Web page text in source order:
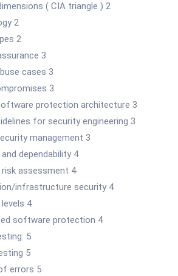
( CIA triangle ) 2
2
2
3
cases 3
3
protection architecture 3
for security engineering 3
management 3
dependability 4
risk assessment 4
infrastructure security 4
4
software protection 4
5
5
errors 5